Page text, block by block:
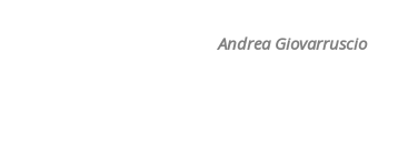
Andrea Giovarruscio